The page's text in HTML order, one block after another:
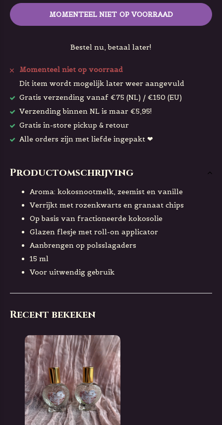
MOMENTEEL NIET OP VOORRAAD
Bestel nu, betaal later!
Momenteel niet op voorraad
Dit item wordt mogelijk later weer aangevuld
Gratis verzending vanaf €75 (NL) / €150 (EU)
Verzending binnen NL is maar €5,95!
Gratis in-store pickup & retour
Alle orders zijn met liefde ingepakt ❤
Productomschrijving
Aroma: kokosnootmelk, zeemist en vanille
Verrijkt met rozenkwarts en granaat chips
Op basis van fractioneerde kokosolie
Glazen flesje met roll-on applicator
Aanbrengen op polsslagaders
15 ml
Voor uitwendig gebruik
Recent bekeken